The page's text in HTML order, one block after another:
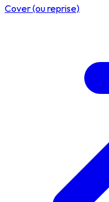
Cover (ou reprise)